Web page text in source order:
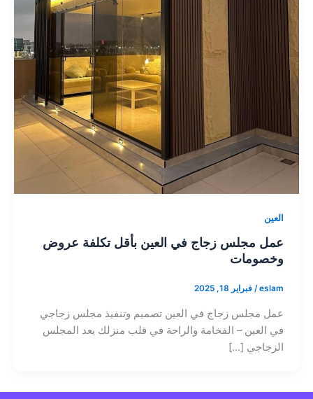
العين
عمل مجلس زجاج في العين بأقل تكلفة عروض
وخصومات
eslam
/ فبراير 18, 2025
عمل مجلس زجاج في العين تصميم وتنفيذ مجلس زجاجي
في العين – الفخامة والراحة في قلب منزلك يعد المجلس
الزجاجي […]